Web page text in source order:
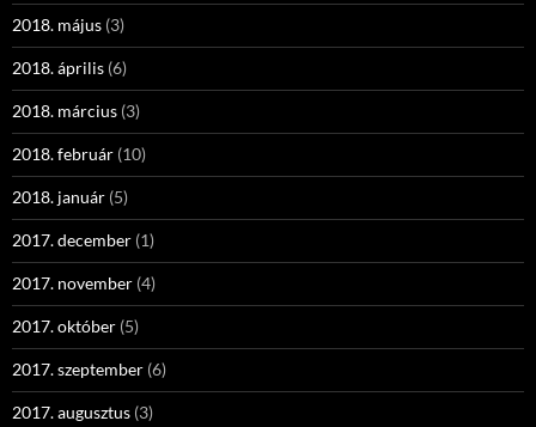
2018. május (3)
2018. április (6)
2018. március (3)
2018. február (10)
2018. január (5)
2017. december (1)
2017. november (4)
2017. október (5)
2017. szeptember (6)
2017. augusztus (3)